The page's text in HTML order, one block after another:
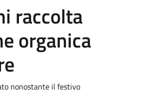
raccolta
organica
nonostante il festivo